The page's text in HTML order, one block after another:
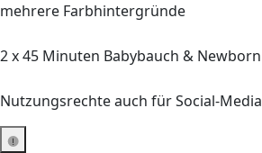
mehrere Farbhintergründe
2 x 45 Minuten Babybauch & Newborn
Nutzungsrechte auch für Social-Media